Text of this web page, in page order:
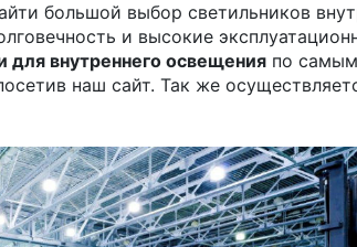
большой выбор светильников
и высокие
для внутреннего освещения по самым
наш сайт. Так же